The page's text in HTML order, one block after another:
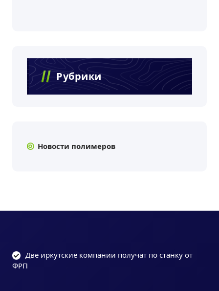
Рубрики
Новости полимеров
Две иркутские компании получат по станку от
ФРП